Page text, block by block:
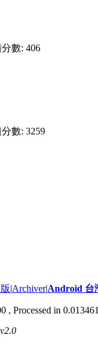
數: 406
數: 3259
|Archiver|Android 台
, Processed in
v2.0